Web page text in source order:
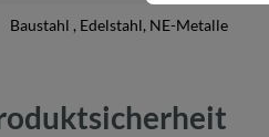
Baustahl , Edelstahl, NE-Metalle